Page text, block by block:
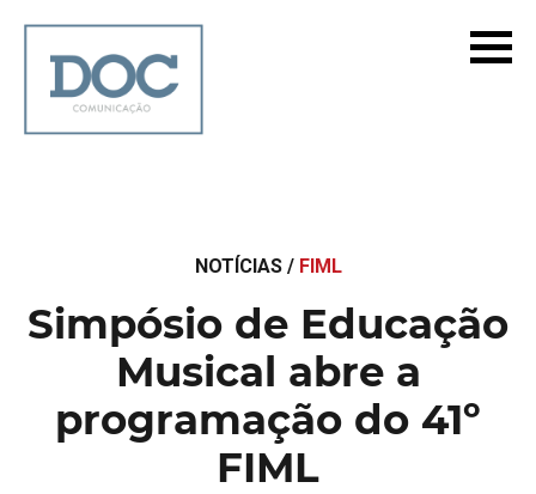
NOTÍCIAS / FIML
Simpósio de Educação
Musical abre a
programação do 41º
FIML